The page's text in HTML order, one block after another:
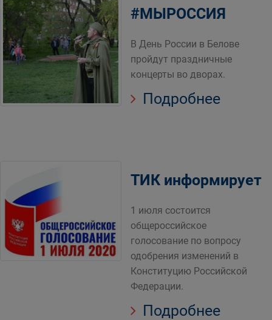
#МЫРОССИЯ
В День России в Белове
пройдут праздничные
концерты во дворах.
Подробнее
ТИК информирует
1 июля состоится
общероссийское
голосование по вопросу
одобрения изменений в
Конституцию Российской
Федерации.
Подробнее